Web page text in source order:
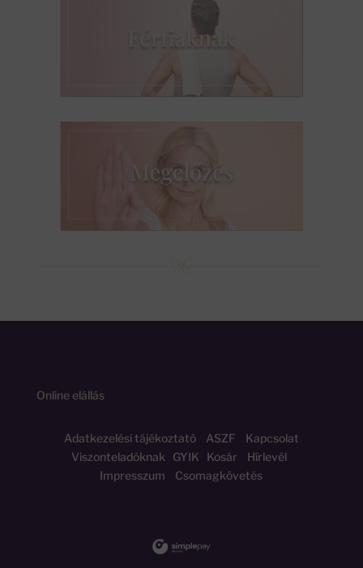
Online elállás
Adatkezelési tájékoztatóASZF
Kapcsolat
Viszonteladóknak
GYIK Kosár
Hírlevél
Impresszum
Csomagkövetés